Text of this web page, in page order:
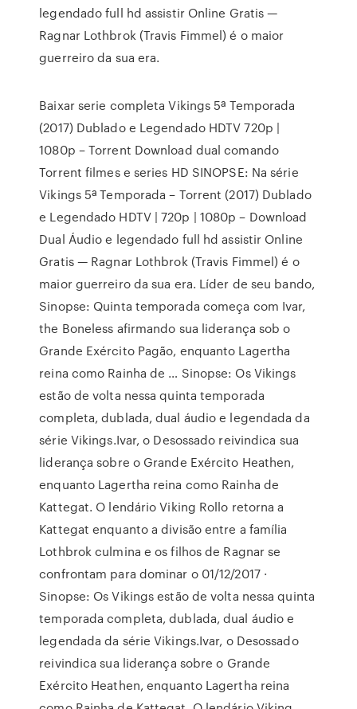
legendado full hd assistir Online Gratis —
Ragnar Lothbrok (Travis Fimmel) é o maior
guerreiro da sua era.
Baixar serie completa Vikings 5ª Temporada
(2017) Dublado e Legendado HDTV 720p |
1080p – Torrent Download dual comando
Torrent filmes e series HD SINOPSE: Na série
Vikings 5ª Temporada – Torrent (2017) Dublado
e Legendado HDTV | 720p | 1080p – Download
Dual Áudio e legendado full hd assistir Online
Gratis — Ragnar Lothbrok (Travis Fimmel) é o
maior guerreiro da sua era. Líder de seu bando,
Sinopse: Quinta temporada começa com Ivar,
the Boneless afirmando sua liderança sob o
Grande Exército Pagão, enquanto Lagertha
reina como Rainha de … Sinopse: Os Vikings
estão de volta nessa quinta temporada
completa, dublada, dual áudio e legendada da
série Vikings.Ivar, o Desossado reivindica sua
liderança sobre o Grande Exército Heathen,
enquanto Lagertha reina como Rainha de
Kattegat. O lendário Viking Rollo retorna a
Kattegat enquanto a divisão entre a família
Lothbrok culmina e os filhos de Ragnar se
confrontam para dominar o 01/12/2017 ·
Sinopse: Os Vikings estão de volta nessa quinta
temporada completa, dublada, dual áudio e
legendada da série Vikings.Ivar, o Desossado
reivindica sua liderança sobre o Grande
Exército Heathen, enquanto Lagertha reina